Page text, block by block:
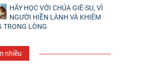
HÃY HỌC VỚI CHÚA GIÊ-SU, VÌ
NGƯỜI HIỀN LÀNH VÀ KHIÊM
TRONG LÒNG
nhiều